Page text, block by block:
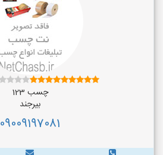
چسب 123
بیرجند
09009197081